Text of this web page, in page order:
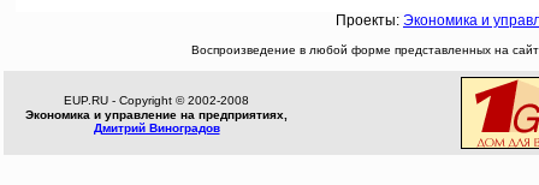
Проекты: Экономика и
Воспроизведение в любой форме представленных на
EUP.RU - Copyright © 2002-2008
Экономика и управление на предприятиях,
Дмитрий Виноградов